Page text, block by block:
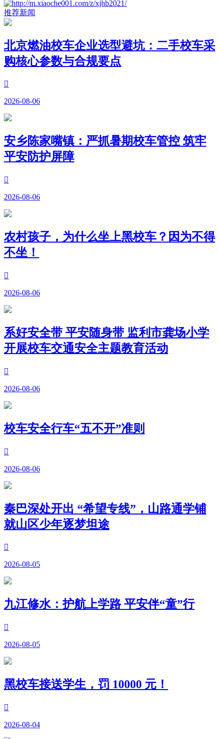
推荐新闻
北京燃油校车企业选型避坑：二手校车采
购核心参数与合规要点

2026-08-06
安乡陈家嘴镇：严抓暑期校车管控 筑牢
平安防护屏障

2026-08-06
农村孩子，为什么坐上黑校车？因为不得
不坐！

2026-08-06
系好安全带 平安随身带 监利市龚场小学
开展校车交通安全主题教育活动

2026-08-06
校车安全行车“五不开”准则

2026-08-06
秦巴深处开出 “希望专线”，山路通学铺
就山区少年逐梦坦途

2026-08-05
九江修水：护航上学路 平安伴“童”行

2026-08-05
黑校车接送学生，罚 10000 元！

2026-08-04